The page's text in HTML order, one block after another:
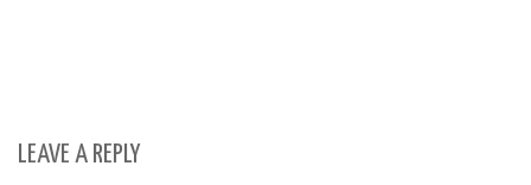
LEAVE A REPLY